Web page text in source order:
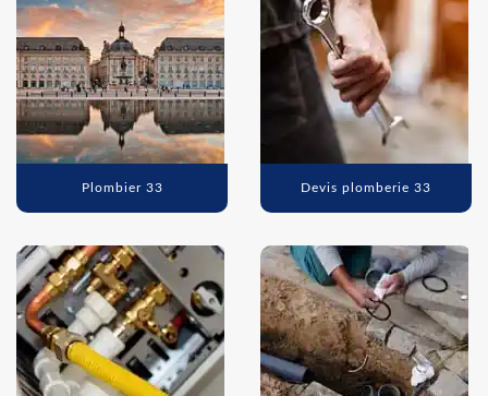
Plombier 33 Devis plomberie 33